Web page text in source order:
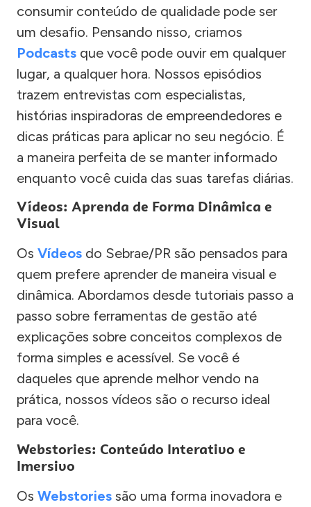
consumir conteúdo de qualidade pode ser
um desafio. Pensando nisso, criamos
Podcasts que você pode ouvir em qualquer
lugar, a qualquer hora. Nossos episódios
trazem entrevistas com especialistas,
histórias inspiradoras de empreendedores e
dicas práticas para aplicar no seu negócio. É
a maneira perfeita de se manter informado
enquanto você cuida das suas tarefas diárias.
Vídeos: Aprenda de Forma Dinâmica e
Visual
Os Vídeos do Sebrae/PR são pensados para
quem prefere aprender de maneira visual e
dinâmica. Abordamos desde tutoriais passo a
passo sobre ferramentas de gestão até
explicações sobre conceitos complexos de
forma simples e acessível. Se você é
daqueles que aprende melhor vendo na
prática, nossos vídeos são o recurso ideal
para você.
Webstories: Conteúdo Interativo e
Imersivo
Os Webstories são uma forma inovadora e